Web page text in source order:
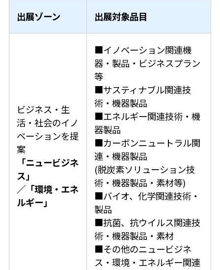
出展ゾーン 出展対象品目
ビジネス・生
活・社会のイノ
ベーションを提
案
「ニュービジネ
ス」
／「環境・エネ
ルギー」
■イノベーション関連機
器・製品・ビジネスプラン
等
■サスティナブル関連技
術・機器製品
■エネルギー関連技術・機
器製品
■カーボンニュートラル関
連・機器製品
(脱炭素ソリューション技
術・機器製品・素材等)
■バイオ、化学関連技術・
製品
■抗菌、抗ウイルス関連技
術・機器製品・素材
■その他のニュービジネ
ス・環境・エネルギー関連